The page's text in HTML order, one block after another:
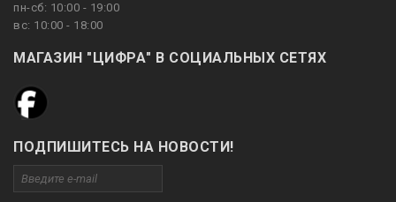
пн-сб: 10:00 - 19:00
вс: 10:00 - 18:00
МАГАЗИН "ЦИФРА" В СОЦИАЛЬНЫХ СЕТЯХ
ПОДПИШИТЕСЬ НА НОВОСТИ!